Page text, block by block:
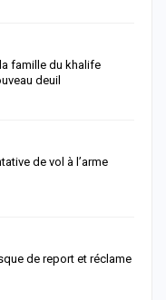
famille du khalife
deuil
de vol à l’arme
de report et réclame